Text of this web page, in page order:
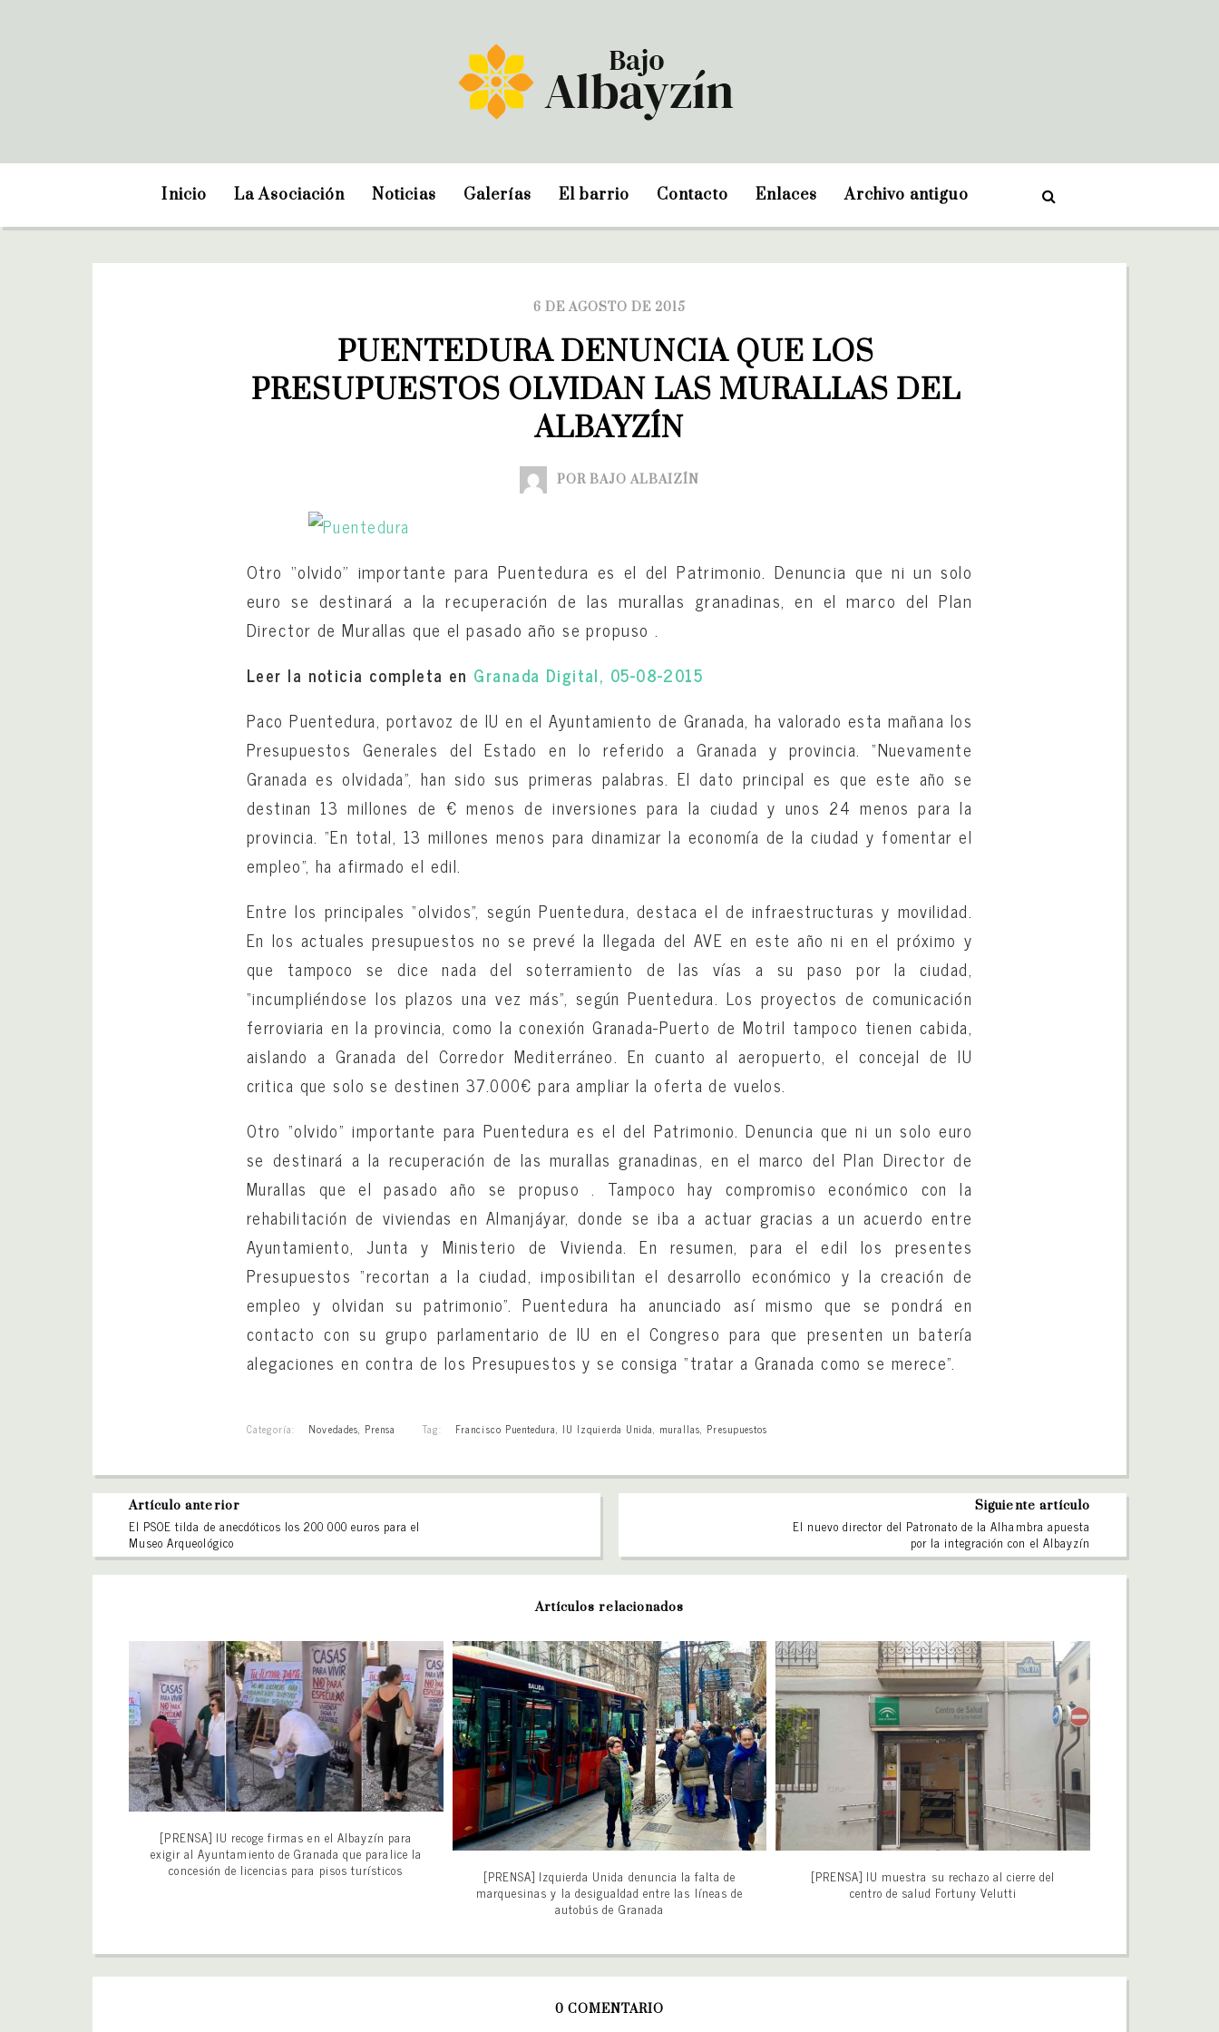
Inicio La Asociación Noticias Galerías El barrio Contacto Enlaces Archivo antiguo
6 DE AGOSTO DE 2015
PUENTEDURA DENUNCIA QUE LOS
PRESUPUESTOS OLVIDAN LAS MURALLAS DEL
ALBAYZÍN
POR BAJO ALBAIZÍN
Otro “olvido” importante para Puentedura es el del Patrimonio. Denuncia que ni un solo
euro se destinará a la recuperación de las murallas granadinas, en el marco del Plan
Director de Murallas que el pasado año se propuso .
Leer la noticia completa en Granada Digital, 05-08-2015
Paco Puentedura, portavoz de IU en el Ayuntamiento de Granada, ha valorado esta mañana los
Presupuestos Generales del Estado en lo referido a Granada y provincia. “Nuevamente
Granada es olvidada”, han sido sus primeras palabras. El dato principal es que este año se
destinan 13 millones de € menos de inversiones para la ciudad y unos 24 menos para la
provincia. “En total, 13 millones menos para dinamizar la economía de la ciudad y fomentar el
empleo”, ha afirmado el edil.
Entre los principales “olvidos”, según Puentedura, destaca el de infraestructuras y movilidad.
En los actuales presupuestos no se prevé la llegada del AVE en este año ni en el próximo y
que tampoco se dice nada del soterramiento de las vías a su paso por la ciudad,
“incumpliéndose los plazos una vez más”, según Puentedura. Los proyectos de comunicación
ferroviaria en la provincia, como la conexión Granada-Puerto de Motril tampoco tienen cabida,
aislando a Granada del Corredor Mediterráneo. En cuanto al aeropuerto, el concejal de IU
critica que solo se destinen 37.000€ para ampliar la oferta de vuelos.
Otro “olvido” importante para Puentedura es el del Patrimonio. Denuncia que ni un solo euro
se destinará a la recuperación de las murallas granadinas, en el marco del Plan Director de
Murallas que el pasado año se propuso . Tampoco hay compromiso económico con la
rehabilitación de viviendas en Almanjáyar, donde se iba a actuar gracias a un acuerdo entre
Ayuntamiento, Junta y Ministerio de Vivienda. En resumen, para el edil los presentes
Presupuestos “recortan a la ciudad, imposibilitan el desarrollo económico y la creación de
empleo y olvidan su patrimonio”. Puentedura ha anunciado así mismo que se pondrá en
contacto con su grupo parlamentario de IU en el Congreso para que presenten un batería
alegaciones en contra de los Presupuestos y se consiga “tratar a Granada como se merece”.
Categoría: Novedades, Prensa Tag: Francisco Puentedura, IU Izquierda Unida, murallas, Presupuestos
Artículo anterior
El PSOE tilda de anecdóticos los 200 000 euros para el
Museo Arqueológico
Siguiente artículo
El nuevo director del Patronato de la Alhambra apuesta
por la integración con el Albayzín
Artículos relacionados
[PRENSA] IU recoge firmas en el Albayzín para
exigir al Ayuntamiento de Granada que paralice la
concesión de licencias para pisos turísticos
[PRENSA] Izquierda Unida denuncia la falta de
marquesinas y la desigualdad entre las líneas de
autobús de Granada
[PRENSA] IU muestra su rechazo al cierre del
centro de salud Fortuny Velutti
0 COMENTARIO